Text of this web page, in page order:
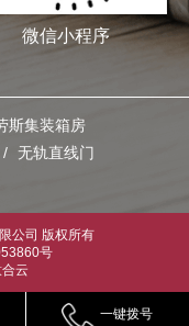
微信小程序
斯集装箱房
无轨直线门
公司 版权所有
号
云
一键拨号